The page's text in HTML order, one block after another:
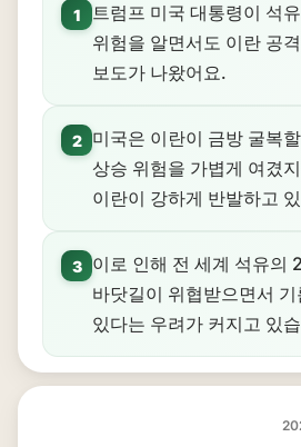
1
트럼프 미국 대통령이 석
위험을 알면서도 이란 공
보도가 나왔어요.
2
미국은 이란이 금방 굴복
상승 위험을 가볍게 여겼
이란이 강하게 반발하고
3
이로 인해 전 세계 석유의
바닷길이 위협받으면서
있다는 우려가 커지고 있